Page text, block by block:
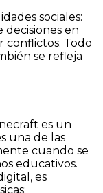
sociales:
en
conflictos. Todo
se refleja
es un
una de las
cuando se
educativos.
es